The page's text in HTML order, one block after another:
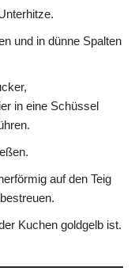
und in dünne Spalten
in eine Schüssel
auf den Teig
Kuchen goldgelb ist.